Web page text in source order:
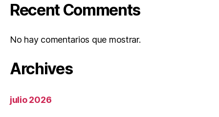
Recent Comments
No hay comentarios que mostrar.
Archives
julio 2026